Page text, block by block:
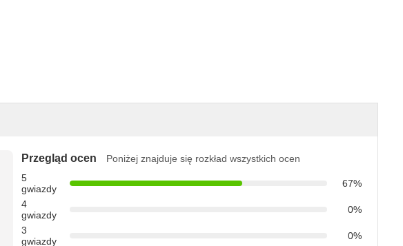
Przegląd ocen
Poniżej znajduje się rozkład wszystkich ocen
5
gwiazdy
67%
4
gwiazdy
0%
3
gwiazdy
0%